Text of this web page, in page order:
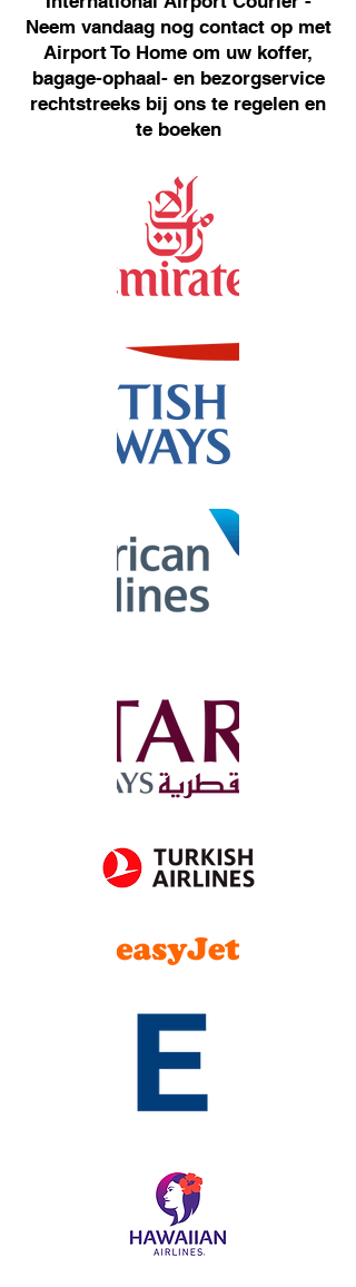
Neem vandaag nog contact op met
Airport To Home om uw koffer,
bagage-ophaal- en bezorgservice
rechtstreeks bij ons te regelen en
te boeken